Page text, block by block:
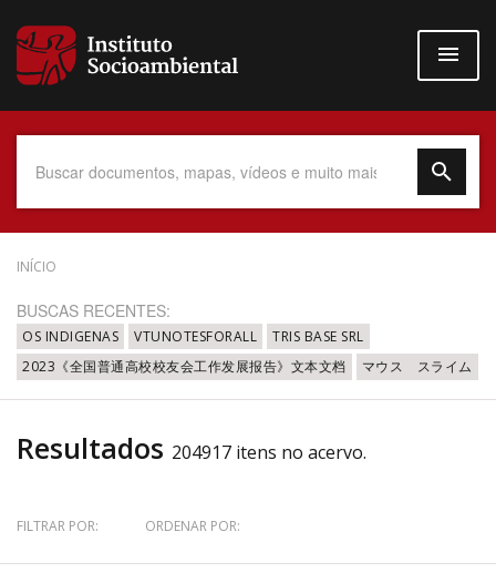
para
conteúdo
Data do Documento
Até
INÍCIO
BUSCAS RECENTES:
OS INDIGENAS VTUNOTESFORALL
TRIS BASE SRL
2023《全国普通高校校友会工作发展报告》文本文档
マウス スライム
Resultados 204917 itens no acervo.
FILTRAR POR: ORDENAR POR: